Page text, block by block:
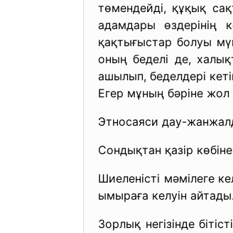
төмендейді, құқық
адамдары өздерінің
қақтығыстар болуы
оның беделі де,
ашылып, беделдері
Егер мұның бәріне
Этносаяси дау-
Сондықтан қазір
Шиеленісті мәмілеге
ымыраға келуін
Зорлық негізінде